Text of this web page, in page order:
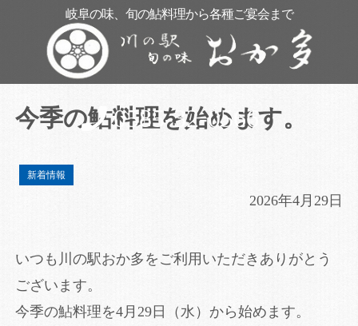
岐阜の味、旬の鮎料理から各種ご宴会まで
0585-32-0566
今季の鮎料理を始めます。
新着情報
2026年4月29日
いつも川の駅おか多をご利用いただきありがとう
ございます。
今季の鮎料理を4月29日（水）から始めます。